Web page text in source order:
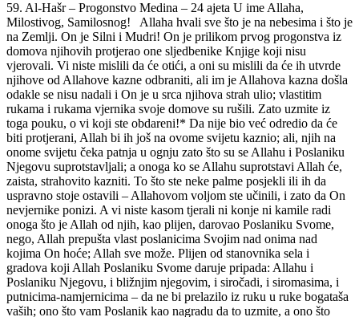
59. Al-Hašr – Progonstvo Medina – 24 ajeta U ime Allaha,
Milostivog, Samilosnog! Allaha hvali sve što je na nebesima i što je
na Zemlji. On je Silni i Mudri! On je prilikom prvog progonstva iz
domova njihovih protjerao one sljedbenike Knjige koji nisu
vjerovali. Vi niste mislili da će otići, a oni su mislili da će ih utvrde
njihove od Allahove kazne odbraniti, ali im je Allahova kazna došla
odakle se nisu nadali i On je u srca njihova strah ulio; vlastitim
rukama i rukama vjernika svoje domove su rušili. Zato uzmite iz
toga pouku, o vi koji ste obdareni!* Da nije bio već odredio da će
biti protjerani, Allah bi ih još na ovome svijetu kaznio; ali, njih na
onome svijetu čeka patnja u ognju zato što su se Allahu i Poslaniku
Njegovu suprotstavljali; a onoga ko se Allahu suprotstavi Allah će,
zaista, strahovito kazniti. To što ste neke palme posjekli ili ih da
uspravno stoje ostavili – Allahovom voljom ste učinili, i zato da On
nevjernike ponizi. A vi niste kasom tjerali ni konje ni kamile radi
onoga što je Allah od njih, kao plijen, darovao Poslaniku Svome,
nego, Allah prepušta vlast poslanicima Svojim nad onima nad
kojima On hoće; Allah sve može. Plijen od stanovnika sela i
gradova koji Allah Poslaniku Svome daruje pripada: Allahu i
Poslaniku Njegovu, i bližnjim njegovim, i siročadi, i siromasima, i
putnicima-namjernicima – da ne bi prelazilo iz ruku u ruke bogataša
vaših; ono što vam Poslanik kao nagradu da to uzmite, a ono što